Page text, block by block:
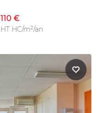
110 €
HT HC/m²/an